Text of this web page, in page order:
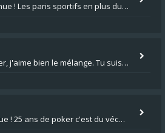
Salut Cosmostar, Bienvenue ! Les paris sportifs en plus du poker, c'est ce que je fais aussi. Surtout la NBA, je mise su
Salut Alain, Rugby et poker, j'aime bien le mélange. Tu suis le rugby du coin ? Moi j'essaie d'aller voir des matchs de
Salut Stéphane, Bienvenue ! 25 ans de poker c'est du vécu quand même. Moi je suis relativementnouveau (2018) mais j'ai a